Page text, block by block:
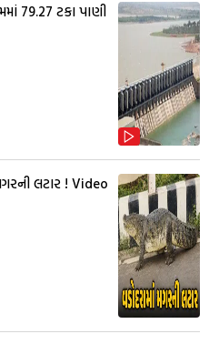
79.27 ટકા પાણી
લટાર ! Video